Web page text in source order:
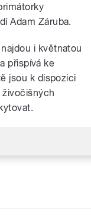
Adam Záruba.
i květnatou
přispívá ke
jsou k dispozici